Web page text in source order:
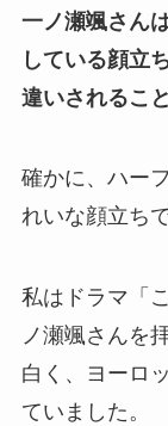
一ノ瀬颯さん
している顔立
違いされるこ
確かに、ハー
れいな顔立ち
私はドラマ「
ノ瀬颯さんを
白く、ヨーロ
ていました。